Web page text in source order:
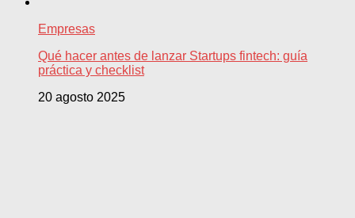
Empresas
Qué hacer antes de lanzar Startups fintech: guía
práctica y checklist
20 agosto 2025